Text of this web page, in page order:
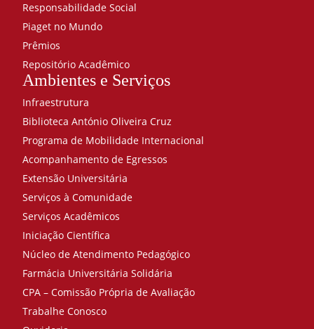
Responsabilidade Social
Piaget no Mundo
Prêmios
Repositório Acadêmico
Ambientes e Serviços
Infraestrutura
Biblioteca António Oliveira Cruz
Programa de Mobilidade Internacional
Acompanhamento de Egressos
Extensão Universitária
Serviços à Comunidade
Serviços Acadêmicos
Iniciação Científica
Núcleo de Atendimento Pedagógico
Farmácia Universitária Solidária
CPA – Comissão Própria de Avaliação
Trabalhe Conosco